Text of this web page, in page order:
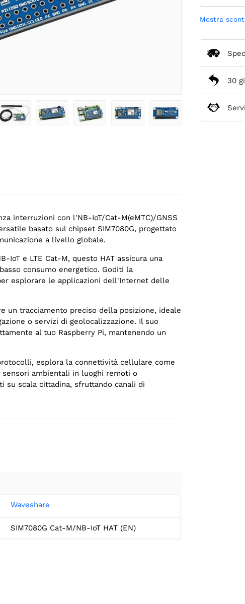
interruzioni con l'NB-IoT/Cat-M(eMTC)/GNSS
basato sul chipset SIM7080G, progettato
a livello globale.
IoT e LTE Cat-M, questo HAT assicura una
consumo energetico. Goditi la
esplorare le applicazioni dell'Internet delle
un tracciamento preciso della posizione, ideale
o servizi di geolocalizzazione. Il suo
al tuo Raspberry Pi, mantenendo un
esplora la connettività cellulare come
ambientali in luoghi remoti o
su scala cittadina, sfruttando canali di
Waveshare
SIM7080G Cat-M/NB-IoT HAT (EN)
Mostra
30